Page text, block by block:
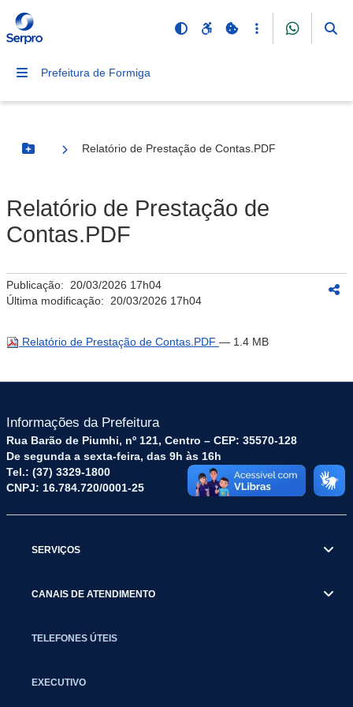
Prefeitura de Formiga
Botão Menu
Relatório de Prestação de Contas.PDF
Relatório de Prestação de
Contas.PDF
Publicação: 20/03/2026 17h04
Última modificação: 20/03/2026 17h04
Relatório de Prestação de Contas.PDF — 1.4 MB
Informações da Prefeitura
Rua Barão de Piumhi, nº 121, Centro – CEP: 35570-128
De segunda a sexta-feira, das 9h às 16h
Tel.: (37) 3329-1800
CNPJ: 16.784.720/0001-25
SERVIÇOS
CANAIS DE ATENDIMENTO
TELEFONES ÚTEIS
EXECUTIVO